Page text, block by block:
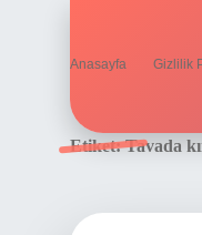
Anasayfa Gizlilik
Etiket:Tavada